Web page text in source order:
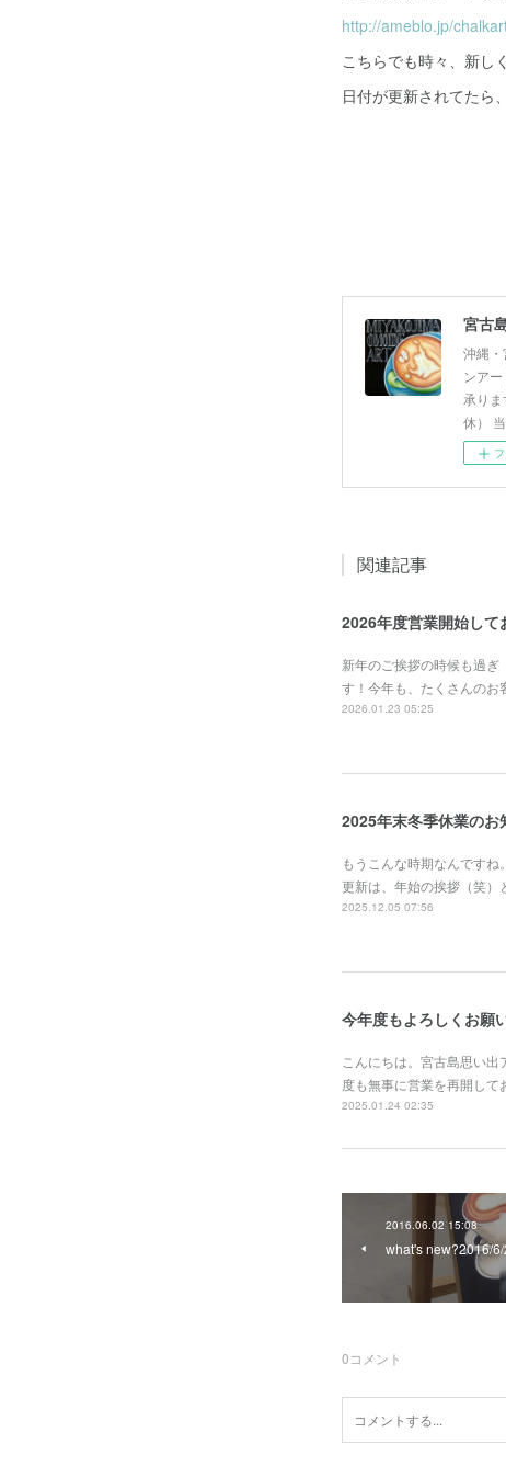
http://ameblo.jp/
こちらでも時々、新し
日付が更新されてたら
沖縄
ンア
承り
休）
関連記事
2026年度営業開始して
新年のご挨拶の時候も過ぎ
す！今年も、たくさんのお
2026.01.23 05:25
2025年末冬季休業のお
もうこんな時期なんです
更新は、年始の挨拶（笑）
2025.12.05 07:56
今年度もよろしくお願
こんにちは。宮古島思い
度も無事に営業を再開し
2025.01.24 02:35
2016.06.02 15:08
what's new?2016/
0コメント